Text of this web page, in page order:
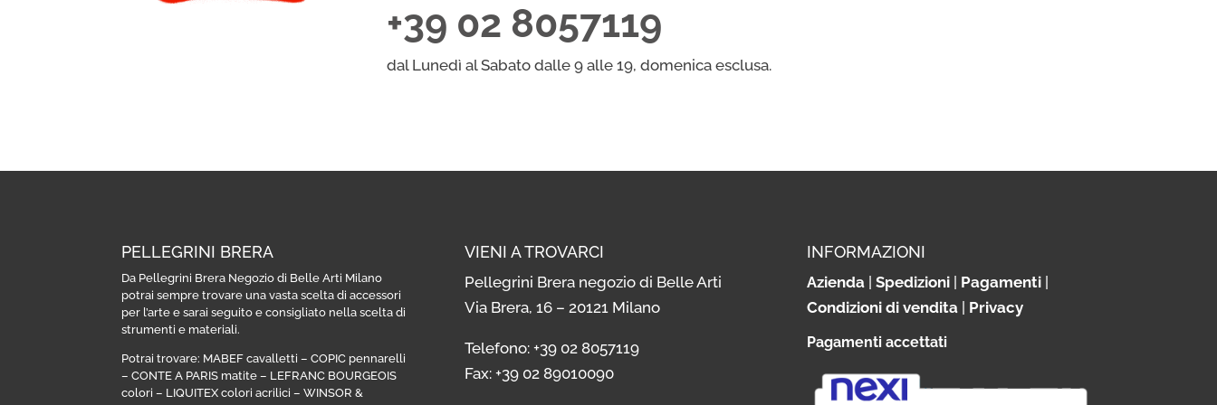
+39 02 8057119
dal Lunedì al Sabato dalle 9 alle 19, domenica esclusa.
PELLEGRINI BRERA
Da Pellegrini Brera Negozio di Belle Arti Milano
potrai sempre trovare una vasta scelta di accessori
per l’arte e sarai seguito e consigliato nella scelta di
strumenti e materiali.
Potrai trovare: MABEF cavalletti –COPIC pennarelli
–CONTE A PARIS matite – LEFRANC BOURGEOIS
colori – LIQUITEX colori acrilici –WINSOR &
VIENI A TROVARCI
Pellegrini Brera negozio di Belle Arti
Via Brera, 16 – 20121 Milano
Telefono: +39 02 8057119
Fax: +39 02 89010090
INFORMAZIONI
Azienda| Spedizioni| Pagamenti|
Condizioni di vendita| Privacy
Pagamenti accettati